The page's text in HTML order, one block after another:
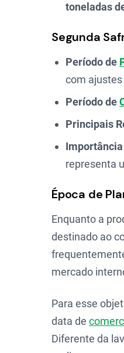
toneladas
Segunda
Período de
com
Período de
Principais
representa
Época de
Enquanto a
destinado ao
mercado
Para esse
data de
Diferente da